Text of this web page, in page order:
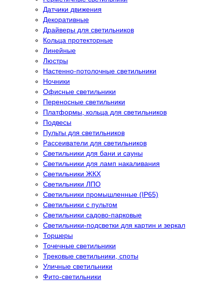
Датчики движения
Декоративные
Драйверы для светильников
Кольца протекторные
Линейные
Люстры
Настенно-потолочные светильники
Ночники
Офисные светильники
Переносные светильники
Платформы, кольца для светильников
Подвесы
Пульты для светильников
Рассеиватели для светильников
Светильники для бани и сауны
Светильники для ламп накаливания
Светильники ЖКХ
Светильники ЛПО
Светильники промышленные (IP65)
Светильники с пультом
Светильники садово-парковые
Светильники-подсветки для картин и зеркал
Торшеры
Точечные светильники
Трековые светильники, споты
Уличные светильники
Фито-светильники